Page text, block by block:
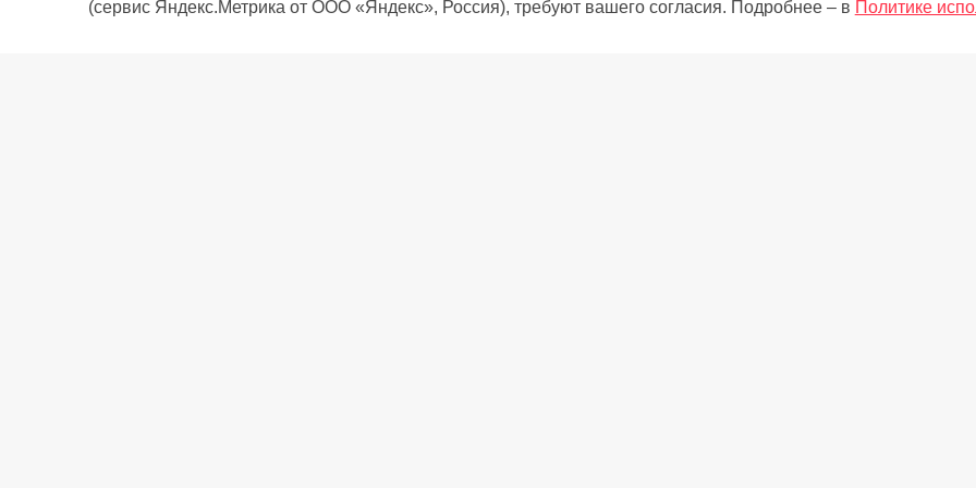
(сервис Яндекс.Метрика от ООО «Яндекс», Россия), требуют вашего согласия. Подробнее – в Политике